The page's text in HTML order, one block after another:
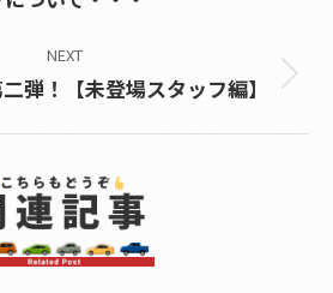
post:
NEXT
Next
弾！【未登場スタッフ編】